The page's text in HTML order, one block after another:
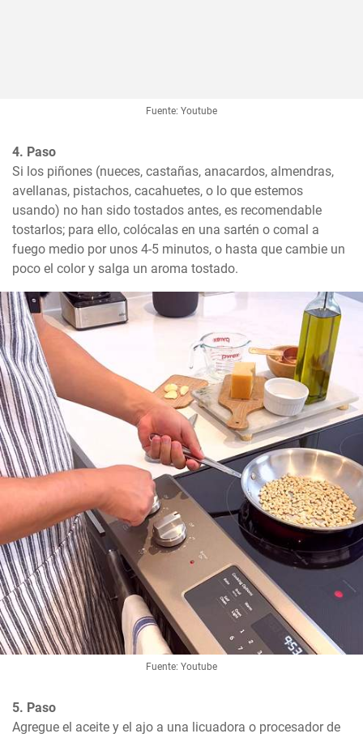
Fuente: Youtube
4. Paso
Si los piñones (nueces, castañas, anacardos, almendras,
avellanas, pistachos, cacahuetes, o lo que estemos
usando) no han sido tostados antes, es recomendable
tostarlos; para ello, colócalas en una sartén o comal a
fuego medio por unos 4-5 minutos, o hasta que cambie un
poco el color y salga un aroma tostado.
Fuente: Youtube
5. Paso
Agregue el aceite y el ajo a una licuadora o procesador de